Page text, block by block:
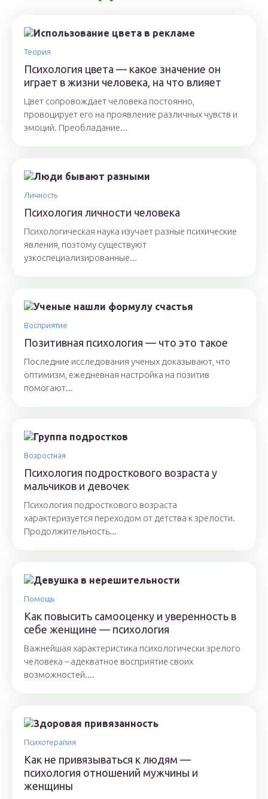
Теория
Психология цвета — какое значение он
играет в жизни человека, на что влияет
Цвет сопровождает человека постоянно,
провоцирует его на проявление различных чувств и
эмоций. Преобладание...
Личность
Психология личности человека
Психологическая наука изучает разные психические
явления, поэтому существуют
узкоспециализированные...
Восприятие
Позитивная психология — что это такое
Последние исследования ученых доказывают, что
оптимизм, ежедневная настройка на позитив
помогают...
Возростная
Психология подросткового возраста у
мальчиков и девочек
Психология подросткового возраста
характеризуется переходом от детства к зрелости.
Продолжительность...
Помощь
Как повысить самооценку и уверенность в
себе женщине — психология
Важнейшая характеристика психологически зрелого
человека – адекватное восприятие своих
возможностей....
Психотерапия
Как не привязываться к людям —
психология отношений мужчины и
женщины